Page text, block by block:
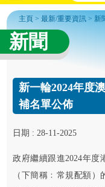
主頁 >最新/重要資訊 > 新
新聞
新一輪2024年度
補名單公佈
日期 : 28-11-2025
政府繼續跟進2024年度
（下簡稱﹕常規配額